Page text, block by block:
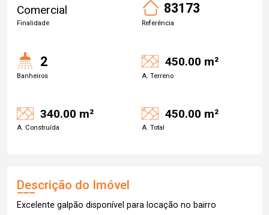
Comercial
Finalidade
83173
Referência
2
Banheiros
450.00 m²
A. Terreno
340.00 m²
A. Construída
450.00 m²
A. Total
Descrição do Imóvel
Excelente galpão disponível para locação no bairro